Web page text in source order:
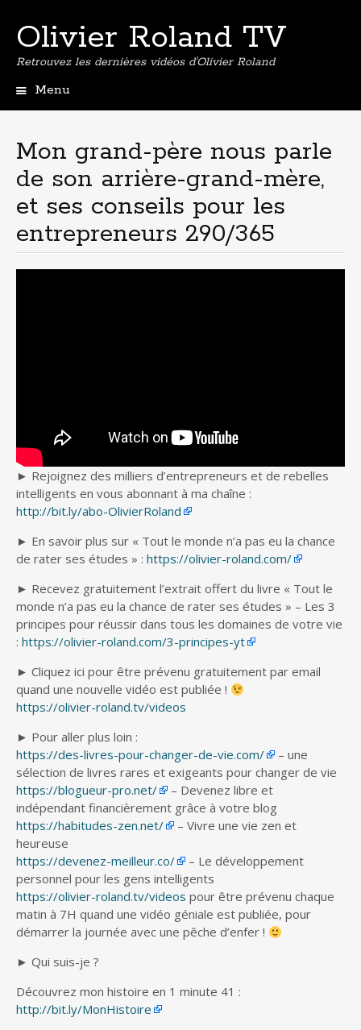
Olivier Roland TV
Retrouvez les dernières vidéos d'Olivier Roland
Menu
principal
Mon grand-père nous parle
de son arrière-grand-mère,
et ses conseils pour les
entrepreneurs 290/365
► Rejoignez des milliers d’entrepreneurs et de rebelles
intelligents en vous abonnant à ma chaîne :
http://bit.ly/abo-OlivierRoland
► En savoir plus sur « Tout le monde n’a pas eu la chance
de rater ses études » : https://olivier-roland.com/
► Recevez gratuitement l’extrait offert du livre « Tout le
monde n’a pas eu la chance de rater ses études » – Les 3
principes pour réussir dans tous les domaines de votre vie
: https://olivier-roland.com/3-principes-yt
► Cliquez ici pour être prévenu gratuitement par email
quand une nouvelle vidéo est publiée !
https://olivier-roland.tv/videos
► Pour aller plus loin :
https://des-livres-pour-changer-de-vie.com/
– une
sélection de livres rares et exigeants pour changer de vie
https://blogueur-pro.net/
– Devenez libre et
indépendant financièrement grâce à votre blog
https://habitudes-zen.net/
– Vivre une vie zen et
heureuse
https://devenez-meilleur.co/
– Le développement
personnel pour les gens intelligents
https://olivier-roland.tv/videos pour être prévenu chaque
matin à 7H quand une vidéo géniale est publiée, pour
démarrer la journée avec une pêche d’enfer !
► Qui suis-je ?
Découvrez mon histoire en 1 minute 41 :
http://bit.ly/MonHistoire